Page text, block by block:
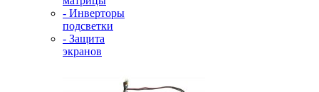
- Инверторы
подсветки
- Защита
экранов